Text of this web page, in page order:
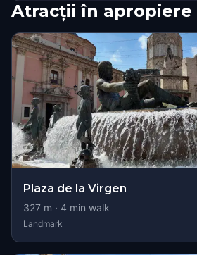
Atracții în apropiere
Plaza de la Virgen
327 m · 4 min walk
Landmark